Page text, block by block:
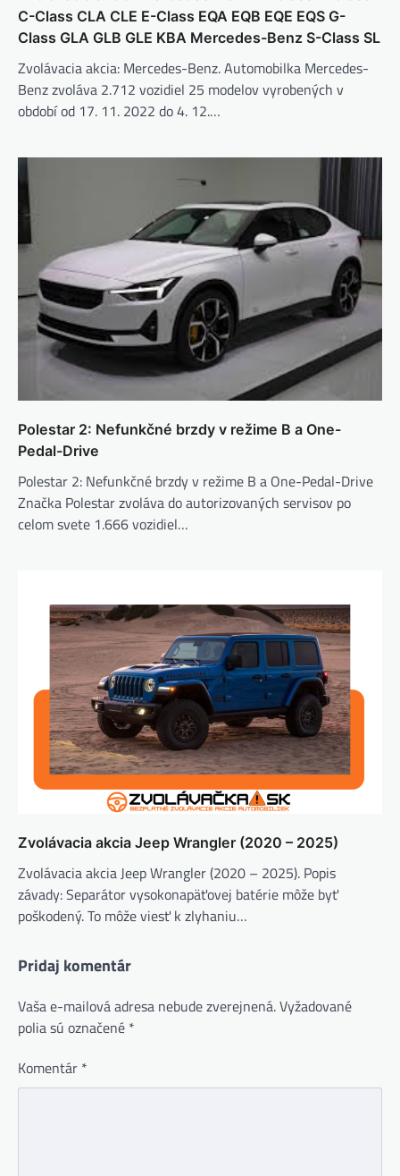
C-Class CLA CLE E-Class EQA EQB EQE EQS G-
Class GLA GLB GLE KBA Mercedes-Benz S-Class SL
Zvolávacia akcia: Mercedes-Benz. Automobilka Mercedes-
Benz zvoláva 2.712 vozidiel 25 modelov vyrobených v
období od 17. 11. 2022 do 4. 12.…
Polestar 2: Nefunkčné brzdy v režime B a One-
Pedal-Drive
Polestar 2: Nefunkčné brzdy v režime B a One-Pedal-Drive
Značka Polestar zvoláva do autorizovaných servisov po
celom svete 1.666 vozidiel…
Zvolávacia akcia Jeep Wrangler (2020 – 2025)
Zvolávacia akcia Jeep Wrangler (2020 – 2025). Popis
závady: Separátor vysokonapäťovej batérie môže byť
poškodený. To môže viesť k zlyhaniu…
Pridaj komentár
Vaša e-mailová adresa nebude zverejnená.Vyžadované
polia sú označené *
Komentár *